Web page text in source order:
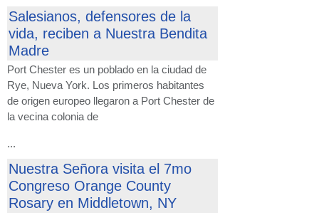
Salesianos, defensores de la
vida, reciben a Nuestra Bendita
Madre
Port Chester es un poblado en la ciudad de
Rye, Nueva York. Los primeros habitantes
de origen europeo llegaron a Port Chester de
la vecina colonia de
...
Nuestra Señora visita el 7mo
Congreso Orange County
Rosary en Middletown, NY